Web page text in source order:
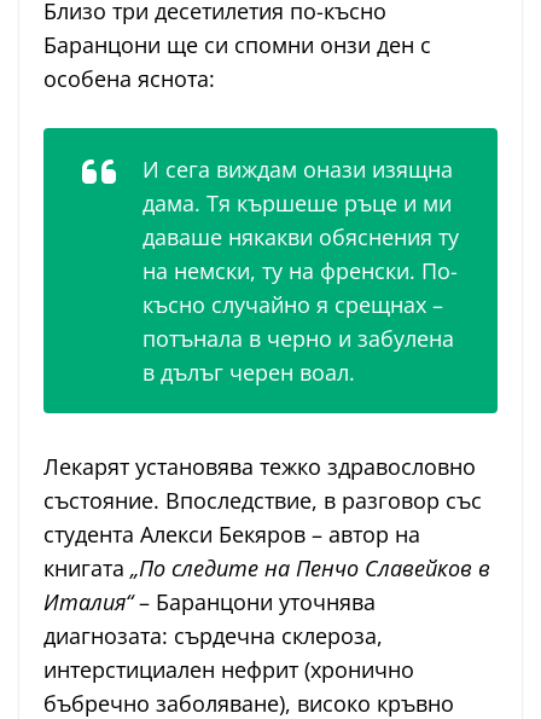
Близо три десетилетия по-късно
Баранцони ще си спомни онзи ден с
особена яснота:
И сега виждам онази изящна
дама. Тя кършеше ръце и ми
даваше някакви обяснения ту
на немски, ту на френски. По-
късно случайно я срещнах –
потънала в черно и забулена
в дълъг черен воал.
Лекарят установява тежко здравословно
състояние. Впоследствие, в разговор със
студента Алекси Бекяров – автор на
книгата „По следите на Пенчо Славейков в
Италия“– Баранцони уточнява
диагнозата: сърдечна склероза,
интерстициален нефрит (хронично
бъбречно заболяване), високо кръвно